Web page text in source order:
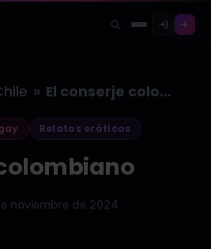
» El conserje colombiano
Relatos eróticos
noviembre de 2024